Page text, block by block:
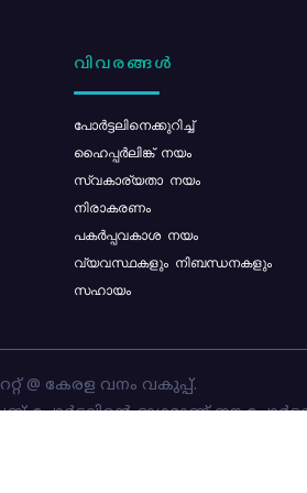
വിവരങ്ങൾ
പോര്‍ട്ടലിനെക്കുറിച്ച്
ഹൈപ്പർലിങ്ക് നയം
സ്വകാര്യതാ നയം
നിരാകരണം
പകർപ്പവകാശ നയം
വ്യവസ്ഥകളും നിബന്ധനകളും
സഹായം
@ കേരള വനം വകുപ്പ്.
പോർട്ടലിന്റെ ഭാഗമാണ് ഈ